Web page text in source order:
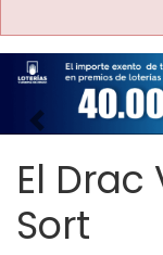
Imagen anterior
El
Sort